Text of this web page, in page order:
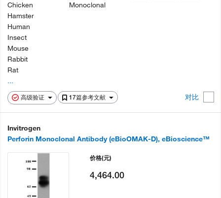
高级验证 17篇参考文献 对比
Chicken
Hamster
Human
Insect
Mouse
Rabbit
Rat
...
Monoclonal
Invitrogen
Perforin Monoclonal Antibody (eBioOMAK-D), eBioscience™
价格(元)
4,464.00